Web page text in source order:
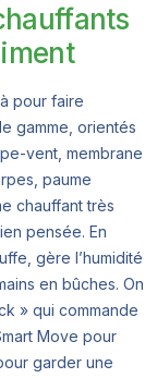
pour faire
gamme, orientés
vent, membrane
paume
chauffant très
pensée. En
gère l’humidité
en bûches. On
» qui commande
Move pour
garder une